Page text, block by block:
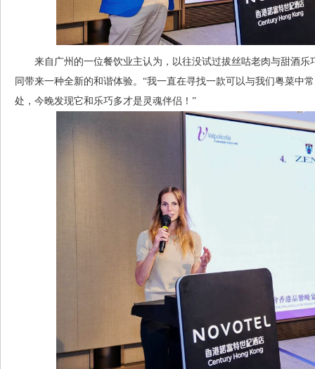
来自广州的一位餐饮业主认为，以往没试过拔丝咕老肉与甜酒乐
同带来一种全新的和谐体验。“我一直在寻找一款可以与我们粤菜中
处，今晚发现它和乐巧多才是灵魂伴侣！”